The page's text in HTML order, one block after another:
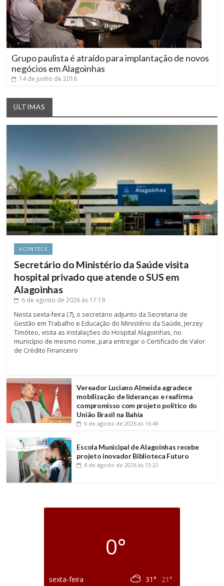
Grupo paulista é atraído para implantação de novos
negócios em Alagoinhas
14 de junho de 2016
ÚLTIMAS
ACONTECE
Secretário do Ministério da Saúde visita
hospital privado que atende o SUS em
Alagoinhas
6 de agosto de 2026 às 17:19
Nesta sexta-feira (7), o secretário adjunto da Secretaria de
Gestão em Trabalho e Educação do Ministério da Saúde, Jerzey
Timóteo, visita as instalações do Hospital Alagoinhas, no
município de mesmo nome, para entregar o Certificado de Valor
de Crédito Financeiro
Vereador Luciano Almeida agradece
mobilização de lideranças e reafirma
compromisso com projeto político do
União Brasil na Bahia
6 de agosto de 2026 às 16:49
Escola Municipal de Alagoinhas recebe
projeto inovador Biblioteca Futuro
4 de agosto de 2026 às 13:22
0°
sexta-feira 31° 21°